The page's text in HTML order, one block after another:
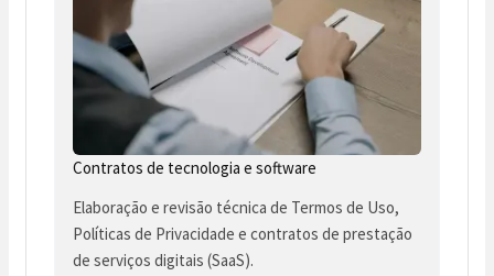
Contratos de tecnologia e software
Elaboração e revisão técnica de Termos de Uso,
Políticas de Privacidade e contratos de prestação
de serviços digitais (SaaS).